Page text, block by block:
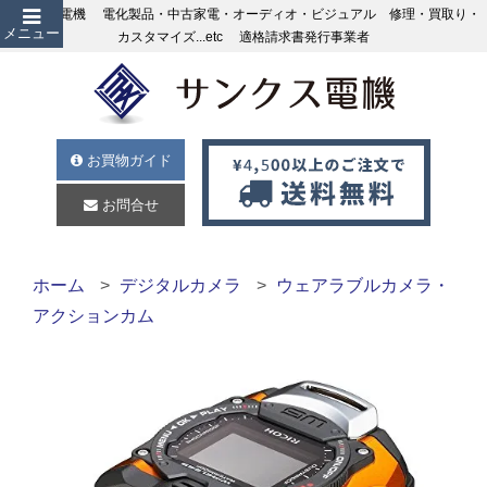
メニュー
サンクス電機 電化製品・中古家電・オーディオ・ビジュアル 修理・買取り・
カスタマイズ...etc 適格請求書発行事業者
お買物ガイド
お問合せ
ホーム デジタルカメラ
ウェアラブルカメラ・
アクションカム